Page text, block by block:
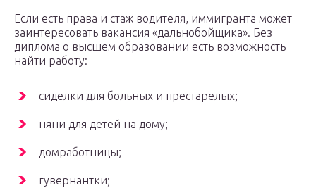
Если есть права и стаж водителя, иммигранта может
заинтересовать вакансия «дальнобойщика». Без
диплома о высшем образовании есть возможность
найти работу:
сиделки для больных и престарелых;
няни для детей на дому;
домработницы;
гувернантки;